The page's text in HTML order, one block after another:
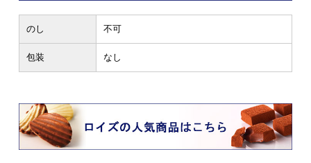
のし 不可
包装 なし